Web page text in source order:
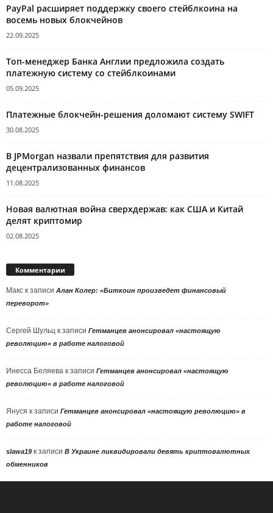
PayPal расширяет поддержку своего стейблкоина на
восемь новых блокчейнов
22.09.2025
Топ-менеджер Банка Англии предложила создать
платежную систему со стейблкоинами
05.09.2025
Платежные блокчейн-решения доломают систему SWIFT
30.08.2025
В JPMorgan назвали препятствия для развития
децентрализованных финансов
11.08.2025
Новая валютная война сверхдержав: как США и Китай
делят криптомир
02.08.2025
Комментарии
Макс к записи Алан Колер: «Биткоин произведет финансовый
переворот»
Сергей Шульц к записи Гетманцев анонсировал «настоящую
революцию» в работе налоговой
Инесса Беляева к записи Гетманцев анонсировал «настоящую
революцию» в работе налоговой
Януся к записи Гетманцев анонсировал «настоящую революцию» в
работе налоговой
slawa19 к записи В Украине ликвидировали девять криптовалютных
обменников